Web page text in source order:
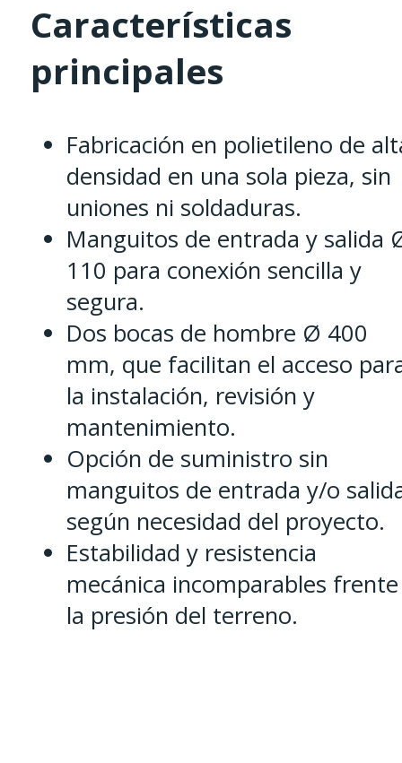
Características
principales
Fabricación en polietileno de
densidad en una sola pieza, sin
uniones ni soldaduras.
Manguitos de entrada y salida
110 para conexión sencilla y
segura.
Dos bocas de hombre Ø 400
mm, que facilitan el acceso
la instalación, revisión y
mantenimiento.
Opción de suministro sin
manguitos de entrada y/o
según necesidad del proyecto.
Estabilidad y resistencia
mecánica incomparables
la presión del terreno.